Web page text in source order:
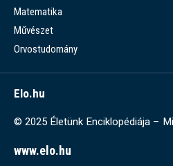
Matematika
Művészet
Orvostudomány
Elo.hu
© 2025 Életünk Enciklopédiája –
www.elo.hu